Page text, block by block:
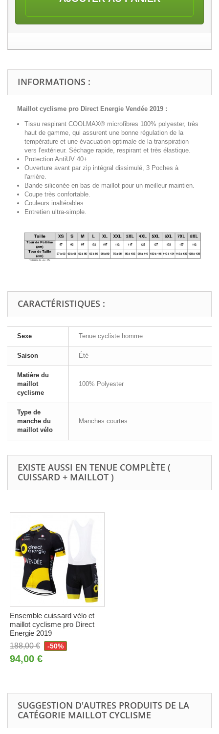
INFORMATIONS :
Maillot cyclisme pro Direct Energie Vendée 2019 :
Tissu respirant COOLMAX® microfibres 100% polyester, très
haut de gamme, qui assurent une bonne régulation de la
température et une évacuation optimale de la transpiration
vers l'extérieur. Séchage rapide, respirant et très élastique.
Protection AntiUV 40+
Ouverture avant par zip intégral dissimulé, 3 Poches à
l'arrière.
Bande siliconée en bas de maillot pour un meilleur maintien.
Coupe très confortable.
Couleurs inaltérables.
Entretien ultra-simple.
CARACTÉRISTIQUES :
Sexe Tenue cycliste homme
Saison Été
Matière du
maillot
cyclisme
100% Polyester
Type de
manche du
maillot vélo
Manches courtes
EXISTE AUSSI EN TENUE COMPLÈTE (
CUISSARD + MAILLOT )
Ensemble cuissard vélo et
maillot cyclisme pro Direct
Energie 2019
188,00 €
-50%
94,00 €
SUGGESTION D'AUTRES PRODUITS DE LA
CATÉGORIE MAILLOT CYCLISME